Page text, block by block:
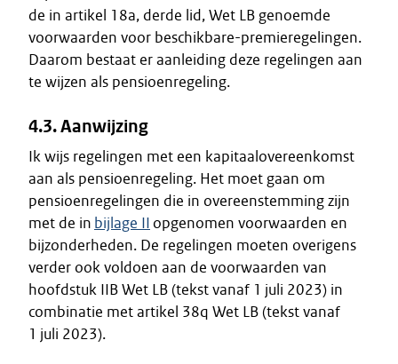
de in artikel 18a, derde lid, Wet LB genoemde
voorwaarden voor beschikbare-premieregelingen.
Daarom bestaat er aanleiding deze regelingen aan
te wijzen als pensioenregeling.
4.3. Aanwijzing
Ik wijs regelingen met een kapitaalovereenkomst
aan als pensioenregeling. Het moet gaan om
pensioenregelingen die in overeenstemming zijn
met de in bijlage II opgenomen voorwaarden en
bijzonderheden. De regelingen moeten overigens
verder ook voldoen aan de voorwaarden van
hoofdstuk IIB Wet LB (tekst vanaf 1 juli 2023) in
combinatie met artikel 38q Wet LB (tekst vanaf
1 juli 2023).